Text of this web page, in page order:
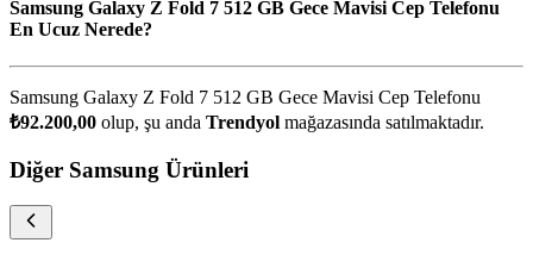
Samsung Galaxy Z Fold 7 512 GB Gece Mavisi Cep Telefonu
En Ucuz Nerede?
Samsung Galaxy Z Fold 7 512 GB Gece Mavisi Cep Telefonu
₺92.200,00 olup, şu anda Trendyol mağazasında satılmaktadır.
Diğer Samsung Ürünleri